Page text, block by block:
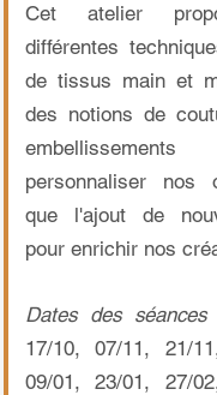
Cet atelier
différentes
de tissus main et
des notions de
personnaliser nos
que l'ajout de
pour enrichir nos
Dates des séances:
17/10, 07/11, 21/
09/01, 23/01, 27/